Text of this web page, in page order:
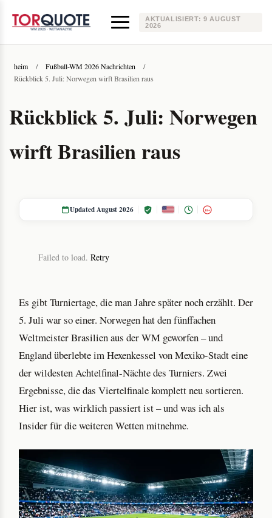
AKTUALISIERT:9 AUGUST
2026
heim / Fußball-WM 2026 Nachrichten
/
Rückblick 5. Juli: Norwegen wirft Brasilien raus
Rückblick 5. Juli: Norwegen
wirft Brasilien raus
Updated August 2026 18+
Failed to load. Retry
Es gibt Turniertage, die man Jahre später noch erzählt. Der
5. Juli war so einer. Norwegen hat den fünffachen
Weltmeister Brasilien aus der WM geworfen – und
England überlebte im Hexenkessel von Mexiko-Stadt eine
der wildesten Achtelfinal-Nächte des Turniers. Zwei
Ergebnisse, die das Viertelfinale komplett neu sortieren.
Hier ist, was wirklich passiert ist – und was ich als
Insider für die weiteren Wetten mitnehme.